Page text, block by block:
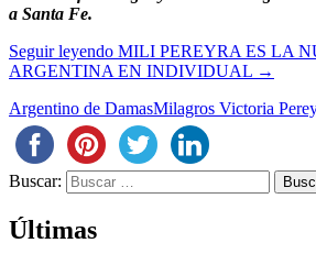
a Santa Fe.
Seguir leyendo MILI PEREYRA ES LA
ARGENTINA EN INDIVIDUAL →
Argentino de DamasMilagros Victoria
Buscar:
Últimas